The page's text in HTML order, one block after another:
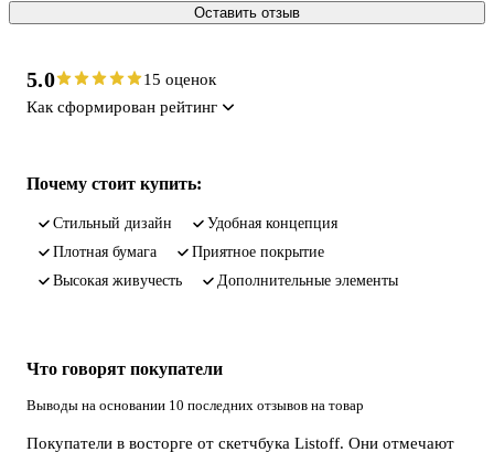
Оставить отзыв
5.0
15 оценок
Как сформирован рейтинг
Почему стоит купить:
стильный дизайн
удобная концепция
плотная бумага
приятное покрытие
высокая живучесть
дополнительные элементы
Что говорят покупатели
Выводы на основании 10 последних отзывов на товар
Покупатели в восторге от скетчбука Listoff. Они отмечают